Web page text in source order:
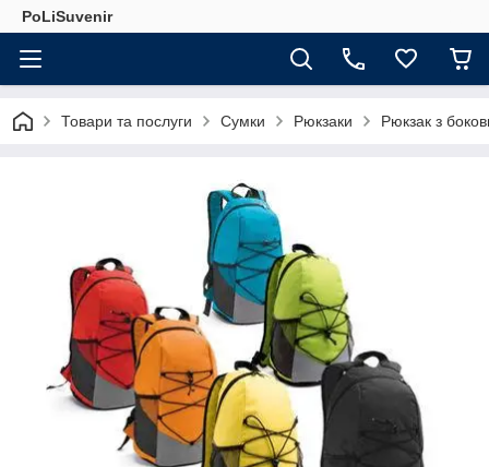
PoLiSuvenir
Товари та послуги Сумки Рюкзаки Рюкзак з